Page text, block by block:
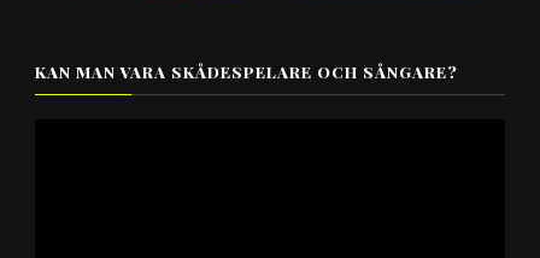
KAN MAN VARA SKÅDESPELARE OCH SÅNGARE?